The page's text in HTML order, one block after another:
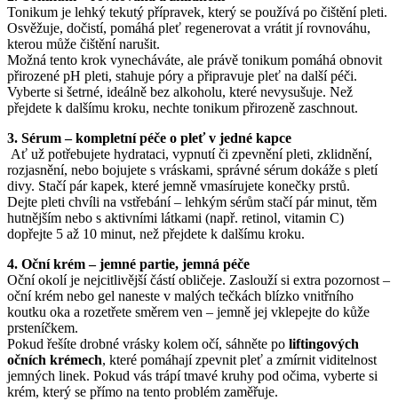
Tonikum je lehký tekutý přípravek, který se používá po čištění pleti.
Osvěžuje, dočistí, pomáhá pleť regenerovat a vrátit jí rovnováhu,
kterou může čištění narušit.
Možná tento krok vynecháváte, ale právě tonikum pomáhá obnovit
přirozené pH pleti, stahuje póry a připravuje pleť na další péči.
Vyberte si šetrné, ideálně bez alkoholu, které nevysušuje. Než
přejdete k dalšímu kroku, nechte tonikum přirozeně zaschnout.
3. Sérum – kompletní péče o pleť v jedné kapce
Ať už potřebujete hydrataci, vypnutí či zpevnění pleti, zklidnění,
rozjasnění, nebo bojujete s vráskami, správné sérum dokáže s pletí
divy. Stačí pár kapek, které jemně vmasírujete konečky prstů.
Dejte pleti chvíli na vstřebání – lehkým sérům stačí pár minut, těm
hutnějším nebo s aktivními látkami (např. retinol, vitamin C)
dopřejte 5 až 10 minut, než přejdete k dalšímu kroku.
4. Oční krém – jemné partie, jemná péče
Oční okolí je nejcitlivější částí obličeje. Zaslouží si extra pozornost –
oční krém nebo gel naneste v malých tečkách blízko vnitřního
koutku oka a rozetřete směrem ven – jemně jej vklepejte do kůže
prsteníčkem.
Pokud řešíte drobné vrásky kolem očí, sáhněte po liftingových
očních krémech, které pomáhají zpevnit pleť a zmírnit viditelnost
jemných linek. Pokud vás trápí tmavé kruhy pod očima, vyberte si
krém, který se přímo na tento problém zaměřuje.